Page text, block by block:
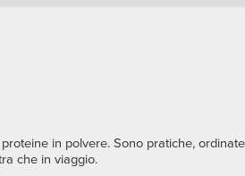
in polvere. Sono pratiche,
che in viaggio.